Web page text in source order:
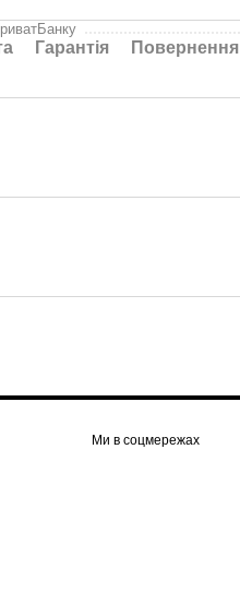
Гарантія Повернення
Ми в соцмережах